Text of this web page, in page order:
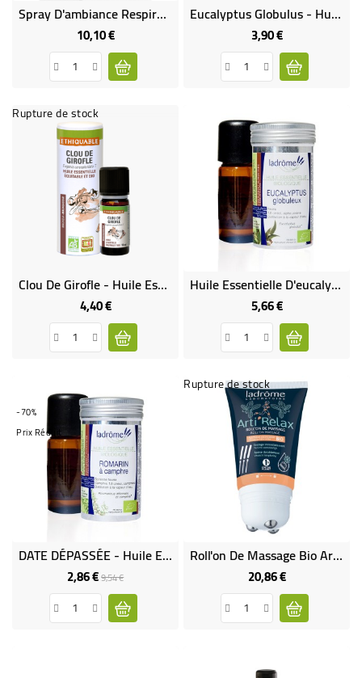
Spray D'ambiance Respiration Aux Huiles Essentielles Bio
10,10 €Prix
Eucalyptus Globulus - Huile Essentielle Bio & Équitable
3,90 €Prix
Rupture de stock
Clou De Girofle - Huile Essentielle Bio & Équitable
4,40 €Prix
Huile Essentielle D'eucalyptus Globuleux Bio
5,66 €Prix
-70%
Prix Réduit
DATE DÉPASSÉE - Huile Essentielle De Romarin À Camphre Bio
2,86 €Prix
de
base
9,54 €Prix
Rupture de stock
Roll'on De Massage Bio Arti'Relax - 100 ML
20,86 €Prix